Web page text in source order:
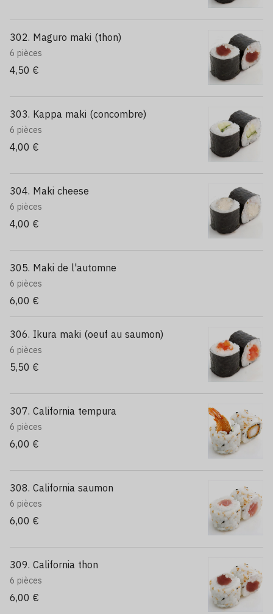
302. Maguro maki (thon)
6 pièces
4,50 €
303. Kappa maki (concombre)
6 pièces
4,00 €
304. Maki cheese
6 pièces
4,00 €
305. Maki de l'automne
6 pièces
6,00 €
306. Ikura maki (oeuf au saumon)
6 pièces
5,50 €
307. California tempura
6 pièces
6,00 €
308. California saumon
6 pièces
6,00 €
309. California thon
6 pièces
6,00 €